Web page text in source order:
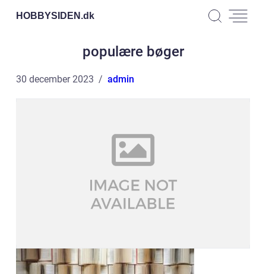
HOBBYSIDEN.dk
populære bøger
30 december 2023 admin